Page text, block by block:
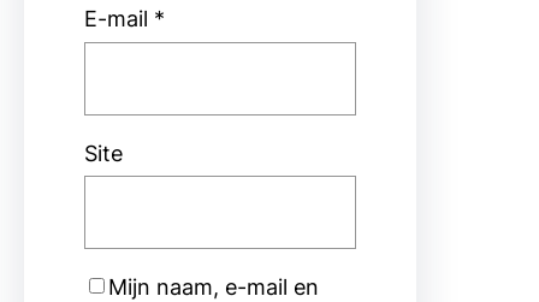
E-mail *
Site
Mijn naam, e-mail en